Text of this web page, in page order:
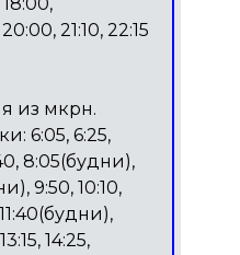
21:10, 22:15
из мкрн.
6:05, 6:25,
8:05(будни),
9:50, 10:10,
14:25,